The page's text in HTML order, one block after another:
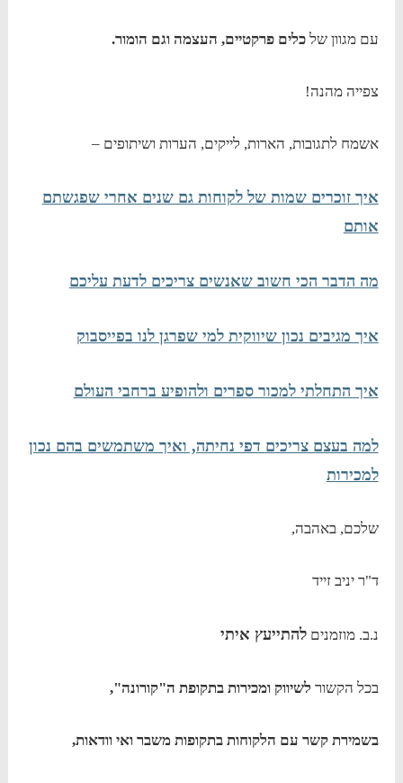
עם מגוון שלכלים פרקטיים, העצמה וגם הומור.
צפייה מהנה!
אשמח לתגובות, הארות, לייקים, הערות ושיתופים –
איך זוכרים שמות של לקוחות גם שנים אחרי שפגשתם
אותם
מה הדבר הכי חשוב שאנשים צריכים לדעת עליכם
איך מגיבים נכון שיווקית למי שפרגן לנו בפייסבוק
איך התחלתי למכור ספרים ולהופיע ברחבי העולם
למה בעצם צריכים דפי נחיתה, ואיך משתמשים בהם נכון
למכירות
שלכם, באהבה,
ד"ר יניב זייד
נ.ב. מוזמניםלהתייעץ איתי
בכל הקשור לשיווק ומכירות בתקופת ה"קורונה",
בשמירת קשר עם הלקוחות בתקופות משבר ואי וודאות,